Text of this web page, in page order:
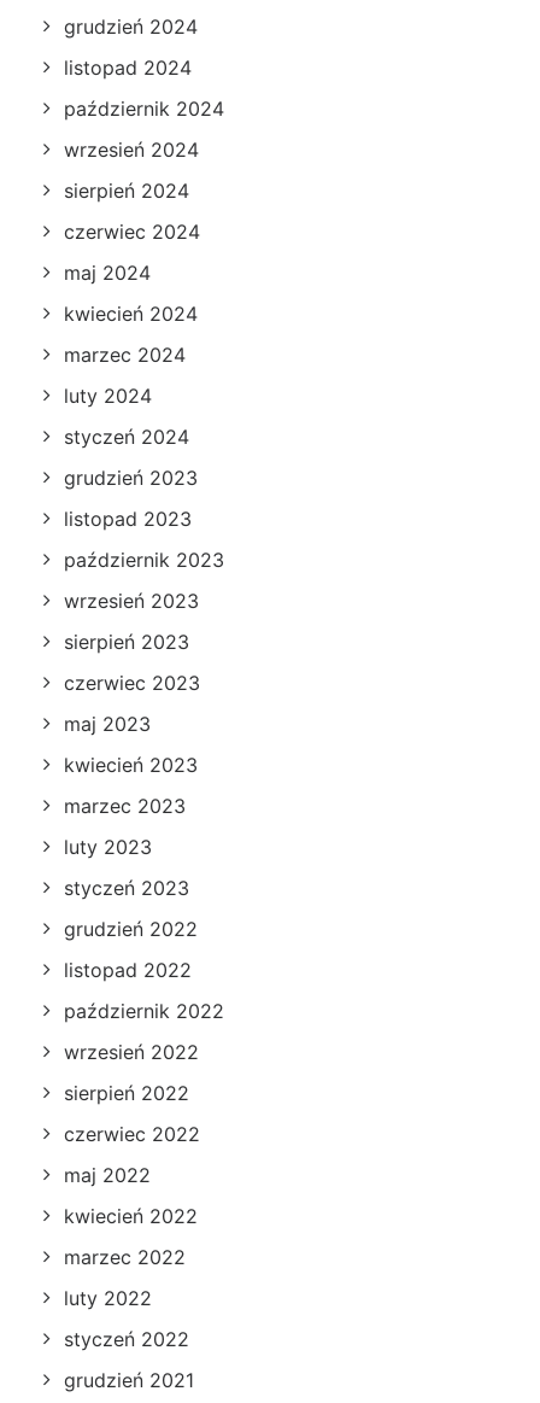
grudzień 2024
listopad 2024
październik 2024
wrzesień 2024
sierpień 2024
czerwiec 2024
maj 2024
kwiecień 2024
marzec 2024
luty 2024
styczeń 2024
grudzień 2023
listopad 2023
październik 2023
wrzesień 2023
sierpień 2023
czerwiec 2023
maj 2023
kwiecień 2023
marzec 2023
luty 2023
styczeń 2023
grudzień 2022
listopad 2022
październik 2022
wrzesień 2022
sierpień 2022
czerwiec 2022
maj 2022
kwiecień 2022
marzec 2022
luty 2022
styczeń 2022
grudzień 2021